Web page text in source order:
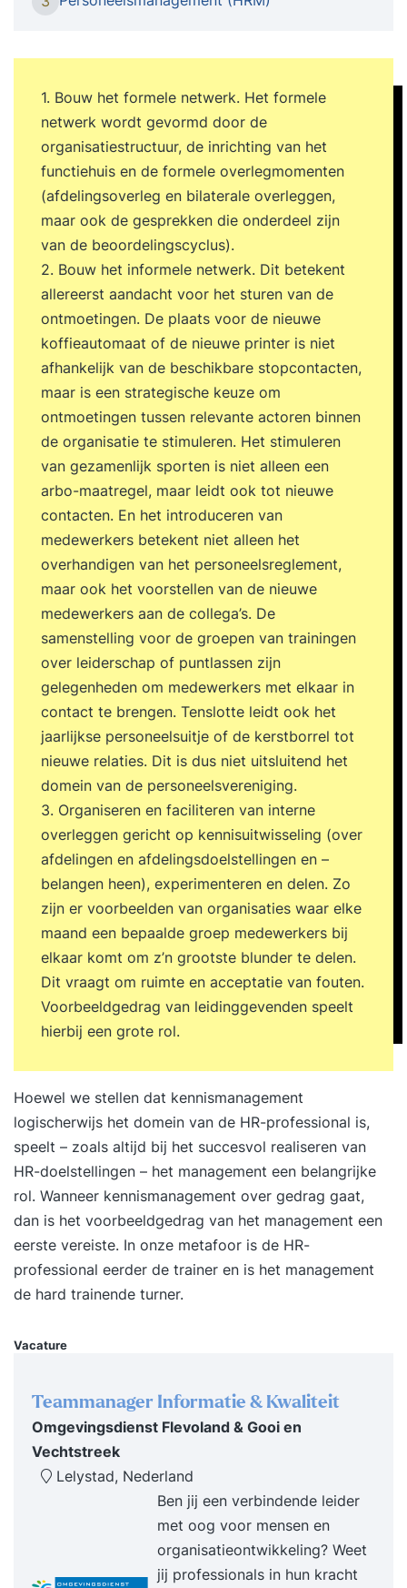
administratieve processen houdt deze afdeling
begeleiden van medewerkers. Wil je de daarvoor
en uitvoerende werkzaamheden die hierbij komen
kijken je eigen maken? In deze praktijkgerichte
opleiding leer je over de belangrijkste facetten
van personeelszaken. Door de vele oefeningen,
de ruimte voor discussie en de terugkoppeling
naar jouw eigen werkomgeving kom je steviger in
je schoenen te staan en ontwikkel je je verder in
je carrière. Unieke resultaten • Maak een
carrièreswitch zonder HR vooropleiding •
Versterk je cv met een gedegen basisopleiding •
Begeleiding door een deskundige met brede P&O
ervaring De Basisopleiding Personeelszaken is
geschikt voor diegenen die kennis willen maken
met alle facetten op het gebied van personeel en
organisatie. Je bent reeds werkzaam binnen dit
vakgebied, voert deeltaken uit of je wil in de
toekomst een personeelsfunctie vervullen. - Je
brengt je kennis van en inzicht in
personeelszaken naar een hoger niveau - Je leert
alle essentiële onderdelen van personeel en
organisatie - Je begrijpt de positie en functie van
de P&O-afdeling binnen de organisatie - Je leert
de verschillende personeelsinstrumenten kennen
en toepassen - Je heb inzicht in je rol in relatie
tot de overige organisatiedisciplines zoals
marketing, verkoop, logistiek en productie -
Personeel en organisatie - De rol en positie van
personeelszaken - Uw taken en
verantwoordelijkheden als
personeelsmedewerker - Basiselementen binnen
het P&O-vak - Kennis en inzicht in
personeelsinstrumenten - Werving en selectie van
nieuwe medewerkers (ook met social media) -
Arbeidsovereenkomst - Ontwikkeling van
personeel - Ondernemings- en
medezeggenschapsraad - Administratieve en
juridische processen - Werkomstandigheden en
behoud van personeel - Gesprekscyclus met
medewerkers - Arbeidsrecht met betrekking tot
arbeidsovereenkomst en ontslag -
Examentraining - Praktijksituaties en -
voorbeelden In deze praktische Basisopleiding
Personeelszaken worden de belangrijkste
onderwerpen op het gebied van personeel en
organisatie behandeld. Hierbij wordt een
duidelijke vertaalslag naar de eigen
praktijksituatie gemaakt aan de hand van
aansprekende voorbeelden. Een veelheid aan
praktische oefeningen en opdrachten levert je
te vervullen. Ook leer je veel van je
een deskundige met brede ervaring op het
gebied van personeel en organisatie.
1. Bouw het formele netwerk. Het formele
netwerk wordt gevormd door de
organisatiestructuur, de inrichting van het
functiehuis en de formele overlegmomenten
(afdelingsoverleg en bilaterale overleggen,
maar ook de gesprekken die onderdeel zijn
van de beoordelingscyclus).
2. Bouw het informele netwerk. Dit betekent
allereerst aandacht voor het sturen van de
ontmoetingen. De plaats voor de nieuwe
koffieautomaat of de nieuwe printer is niet
afhankelijk van de beschikbare stopcontacten,
maar is een strategische keuze om
ontmoetingen tussen relevante actoren binnen
de organisatie te stimuleren. Het stimuleren
van gezamenlijk sporten is niet alleen een
arbo-maatregel, maar leidt ook tot nieuwe
contacten. En het introduceren van
medewerkers betekent niet alleen het
overhandigen van het personeelsreglement,
maar ook het voorstellen van de nieuwe
medewerkers aan de collega’s. De
samenstelling voor de groepen van trainingen
over leiderschap of puntlassen zijn
gelegenheden om medewerkers met elkaar in
contact te brengen. Tenslotte leidt ook het
jaarlijkse personeelsuitje of de kerstborrel tot
nieuwe relaties. Dit is dus niet uitsluitend het
domein van de personeelsvereniging.
3. Organiseren en faciliteren van interne
overleggen gericht op kennisuitwisseling (over
afdelingen en afdelingsdoelstellingen en –
belangen heen), experimenteren en delen. Zo
zijn er voorbeelden van organisaties waar elke
maand een bepaalde groep medewerkers bij
elkaar komt om z’n grootste blunder te delen.
Dit vraagt om ruimte en acceptatie van fouten.
Voorbeeldgedrag van leidinggevenden speelt
hierbij een grote rol.
Hoewel we stellen dat kennismanagement
logischerwijs het domein van de HR-professional is,
speelt – zoals altijd bij het succesvol realiseren van
HR-doelstellingen – het management een belangrijke
rol. Wanneer kennismanagement over gedrag gaat,
dan is het voorbeeldgedrag van het management een
eerste vereiste. In onze metafoor is de HR-
professional eerder de trainer en is het management
de hard trainende turner.
Vacature
Teammanager Informatie & Kwaliteit
Omgevingsdienst Flevoland & Gooi en
Vechtstreek
Lelystad, Nederland
Ben jij een verbindende leider
met oog voor mensen en
organisatieontwikkeling? Weet
jij professionals in hun kracht